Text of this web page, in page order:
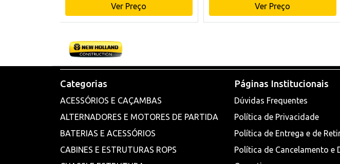
Ver Preço
Ver Preço
Categorias
ACESSÓRIOS E CAÇAMBAS
ALTERNADORES E MOTORES DE PARTIDA
BATERIAS E ACESSÓRIOS
CABINES E ESTRUTURAS ROPS
Páginas Institucionais
Dúvidas Frequentes
Política de Privacidade
Política de Entrega e de
Política de Cancelamento e